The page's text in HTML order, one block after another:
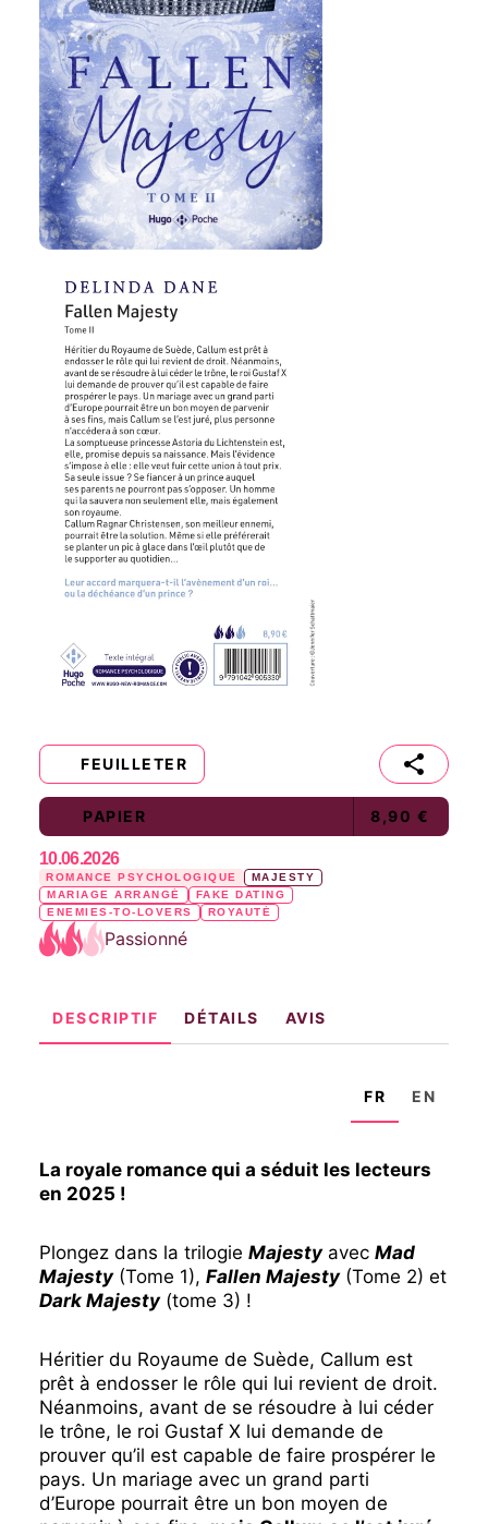
FEUILLETER
PAPIER 8,90 €
10.06.2026
ROMANCE PSYCHOLOGIQUE
MAJESTY
MARIAGE ARRANGÉ
FAKE DATING
ENEMIES-TO-LOVERS
ROYAUTÉ
Passionné
DESCRIPTIF DÉTAILS AVIS
FR EN
La royale romance qui a séduit les lecteurs
en 2025 !
Plongez dans la trilogie Majestyavec Mad
Majesty(Tome 1), Fallen Majesty(Tome 2) et
Dark Majesty(tome 3) !
Héritier du Royaume de Suède, Callum est
prêt à endosser le rôle qui lui revient de droit.
Néanmoins, avant de se résoudre à lui céder
le trône, le roi Gustaf X lui demande de
prouver qu’il est capable de faire prospérer le
pays. Un mariage avec un grand parti
d’Europe pourrait être un bon moyen de